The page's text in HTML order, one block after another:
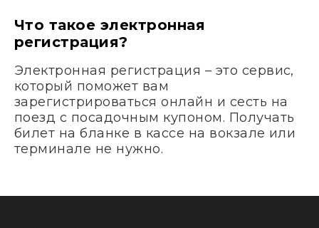
Что такое электронная
регистрация?
Электронная регистрация – это сервис,
который поможет вам
зарегистрироваться онлайн и сесть на
поезд с посадочным купоном. Получать
билет на бланке в кассе на вокзале или
терминале не нужно.